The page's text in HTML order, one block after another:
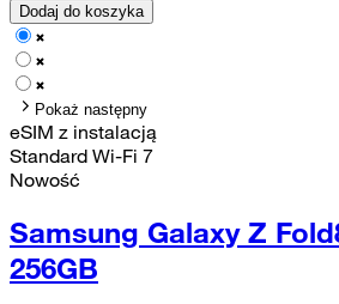
Dodaj do koszyka
Pokaż następny
eSIM z instalacją
Standard Wi-Fi 7
Nowość
Samsung Galaxy Z
256GB